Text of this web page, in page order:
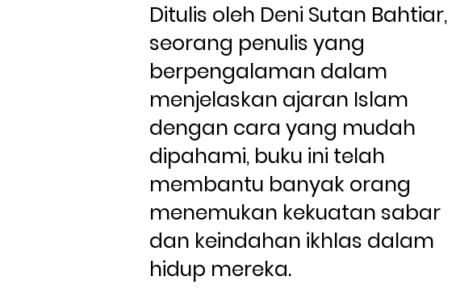
Ditulis oleh Deni Sutan Bahtiar,
seorang penulis yang
berpengalaman dalam
menjelaskan ajaran Islam
dengan cara yang mudah
dipahami, buku ini telah
membantu banyak orang
menemukan kekuatan sabar
dan keindahan ikhlas dalam
hidup mereka.